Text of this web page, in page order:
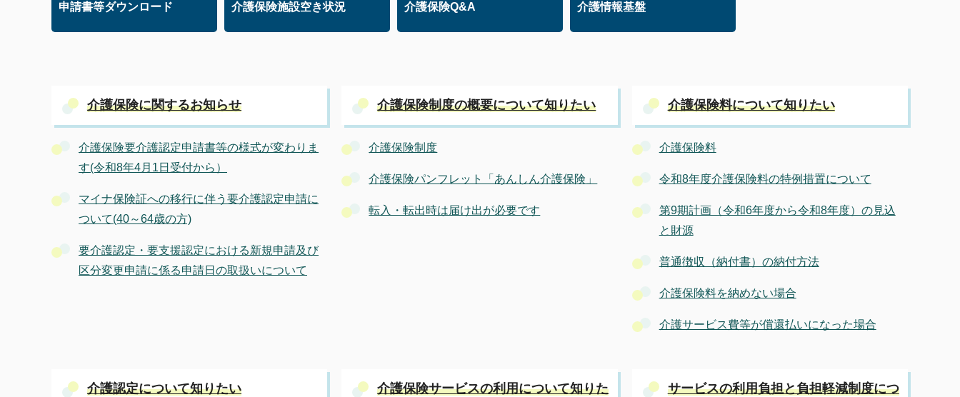
申請書等ダウンロード 介護保険施設空き状況 介護保険Q&A 介護情報基盤
介護保険に関するお知らせ
介護保険要介護認定申請書等の様式が変わりま
す(令和8年4月1日受付から）
マイナ保険証への移行に伴う要介護認定申請に
ついて(40～64歳の方)
要介護認定・要支援認定における新規申請及び
区分変更申請に係る申請日の取扱いについて
介護保険制度の概要について知りたい
介護保険制度
介護保険パンフレット「あんしん介護保険」
転入・転出時は届け出が必要です
介護保険料について知りたい
介護保険料
令和8年度介護保険料の特例措置について
第9期計画（令和6年度から令和8年度）の見込
と財源
普通徴収（納付書）の納付方法
介護保険料を納めない場合
介護サービス費等が償還払いになった場合
介護認定について知りたい
介護保険サービスの利用について知りた
サービスの利用負担と負担軽減制度につ